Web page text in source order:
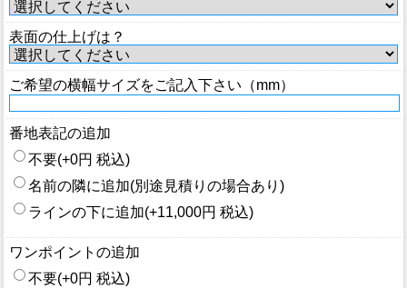
表面の仕上げは？
ご希望の横幅サイズをご記入下さい（mm）
番地表記の追加
不要(+0円 税込)
名前の隣に追加(別途見積りの場合あり)
ラインの下に追加(+11,000円 税込)
ワンポイントの追加
不要(+0円 税込)